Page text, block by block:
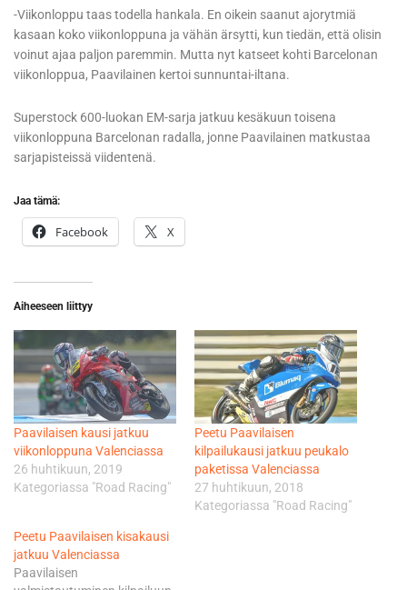
-Viikonloppu taas todella hankala. En oikein saanut ajorytmiä
kasaan koko viikonloppuna ja vähän ärsytti, kun tiedän, että olisin
voinut ajaa paljon paremmin. Mutta nyt katseet kohti Barcelonan
viikonloppua, Paavilainen kertoi sunnuntai-iltana.
Superstock 600-luokan EM-sarja jatkuu kesäkuun toisena
viikonloppuna Barcelonan radalla, jonne Paavilainen matkustaa
sarjapisteissä viidentenä.
Jaa tämä:
Facebook X
Aiheeseen liittyy
Paavilaisen kausi jatkuu
viikonloppuna Valenciassa
26 huhtikuun, 2019
Kategoriassa "Road Racing"
Peetu Paavilaisen
kilpailukausi jatkuu peukalo
paketissa Valenciassa
27 huhtikuun, 2018
Kategoriassa "Road Racing"
Peetu Paavilaisen kisakausi
jatkuu Valenciassa
Paavilaisen